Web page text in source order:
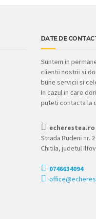
DATE DE
Suntem in
clientii nostrii si
bune servicii si
In cazul in care
puteti contacta la
echerestea.ro
Strada Rudeni nr. 2
Chitila, judetul Ilfov
0746634094